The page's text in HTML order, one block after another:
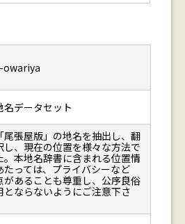
名データセット
尾張屋版」の地名を抽出し、翻
し、現在の位置を様々な方法で
。本地名辞書に含まれる位置情
たっては、プライバシーなど
があることも尊重し、公序良俗
とならないようにご注意下さ